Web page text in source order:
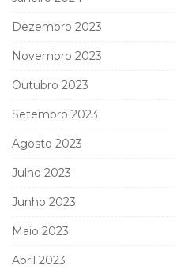
Dezembro 2023
Novembro 2023
Outubro 2023
Setembro 2023
Agosto 2023
Julho 2023
Junho 2023
Maio 2023
Abril 2023